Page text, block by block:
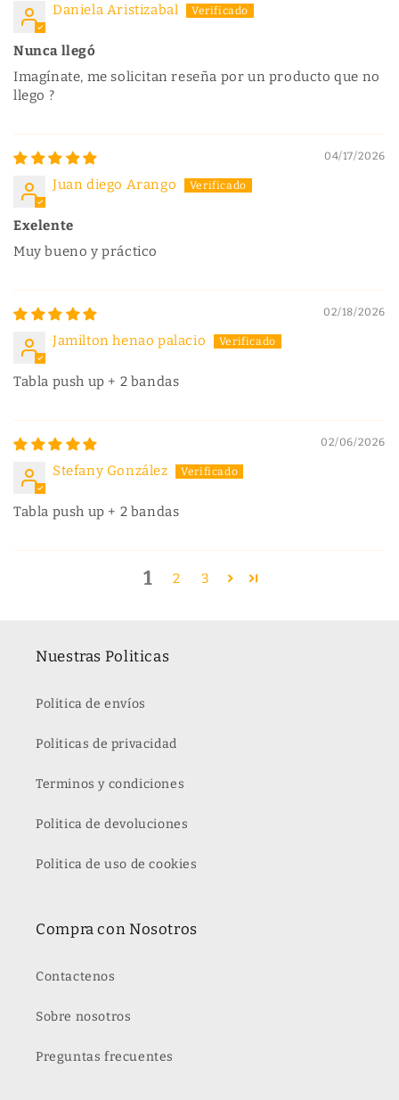
Daniela Aristizabal
Nunca llegó
Imagínate, me solicitan reseña por un producto que no
llego ?
04/17/2026
Juan diego Arango
Exelente
Muy bueno y práctico
02/18/2026
Jamilton henao palacio
Tabla push up + 2 bandas
02/06/2026
Stefany González
Tabla push up + 2 bandas
1 2 3
Nuestras Politicas
Politica de envíos
Politicas de privacidad
Terminos y condiciones
Politica de devoluciones
Politica de uso de cookies
Compra con Nosotros
Contactenos
Sobre nosotros
Preguntas frecuentes